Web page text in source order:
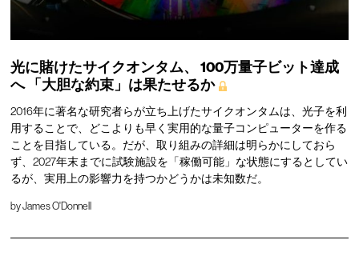
光に賭けたサイクオンタム、
100万量子ビット達成
へ「大胆な約束」は果たせるか
2016年に著名な研究者らが立ち上げたサイクオンタムは、光子を利
用することで、どこよりも早く実用的な量子コンピューターを作る
ことを目指している。だが、取り組みの詳細は明らかにしておら
ず、2027年末までに試験施設を「稼働可能」な状態にするとしてい
るが、実用上の影響力を持つかどうかは未知数だ。
byJames O'Donnell